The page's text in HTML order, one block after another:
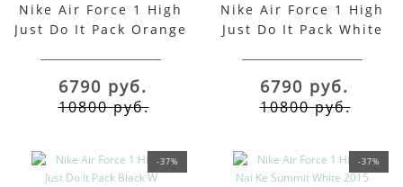
Nike Air Force 1 High
Just Do It Pack Orange
6790 руб.
10800 руб.
Nike Air Force 1 High
Just Do It Pack White
6790 руб.
10800 руб.
-37% -37%